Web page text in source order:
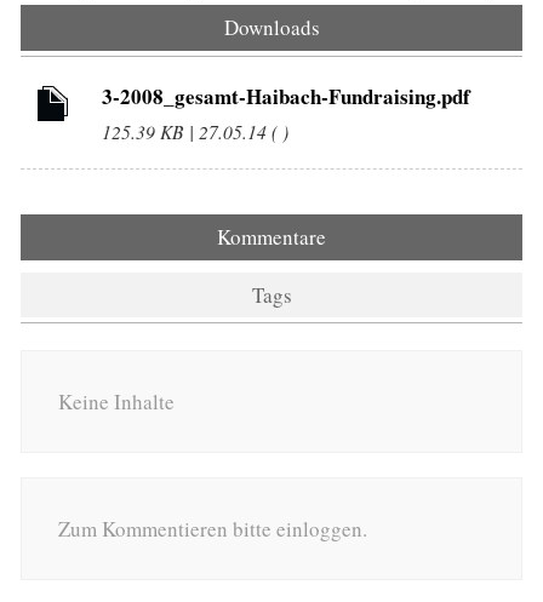
Downloads
3-2008_gesamt-Haibach-Fundraising.pdf
125.39 KB | 27.05.14 ( )
Kommentare
Tags
Keine Inhalte
Zum Kommentieren bitte einloggen.